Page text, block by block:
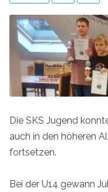
Die SKS Jugend
auch in den höheren
fortsetzen.
Bei der U14 gewann